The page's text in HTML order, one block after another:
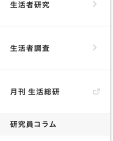
生活者研究
生活者調査
月刊 生活総研
研究員コラム